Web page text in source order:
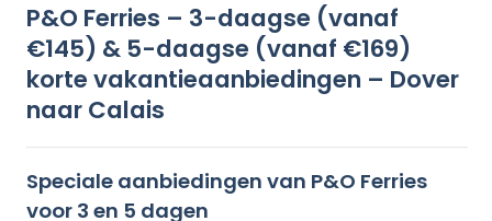
P&O Ferries – 3-daagse (vanaf
€145) & 5-daagse (vanaf €169)
korte vakantieaanbiedingen – Dover
naar Calais
Speciale aanbiedingen van P&O Ferries
voor 3 en 5 dagen